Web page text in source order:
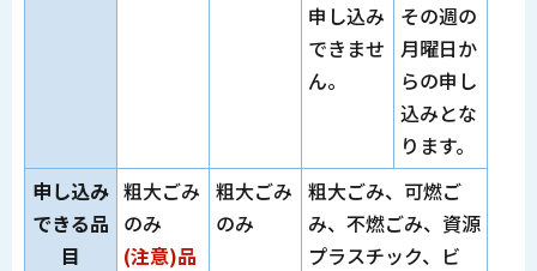
申し込み
できませ
ん。
その週の
月曜日か
らの申し
込みとな
ります。
申し込み
できる品
目
粗大ごみ
のみ
(注意)品
粗大ごみ
のみ
粗大ごみ、可燃ご
み、不燃ごみ、資源
プラスチック、ビ